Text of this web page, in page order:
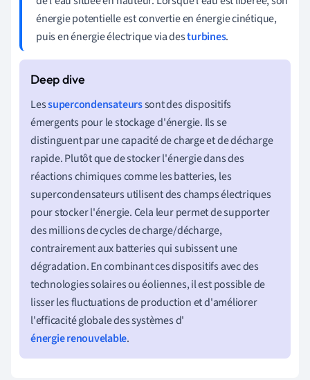
énergie potentielle est convertie en énergie cinétique,
puis en énergie électrique via desturbines.
Lessupercondensateurssont des dispositifs
émergents pour le stockage d'énergie. Ils se
distinguent par une capacité de charge et de décharge
rapide. Plutôt que de stocker l'énergie dans des
réactions chimiques comme les batteries, les
supercondensateurs utilisent des champs électriques
pour stocker l'énergie. Cela leur permet de supporter
des millions de cycles de charge/décharge,
contrairement aux batteries qui subissent une
dégradation. En combinant ces dispositifs avec des
technologies solaires ou éoliennes, il est possible de
lisser les fluctuations de production et d'améliorer
l'efficacité globale des systèmes d'
énergie renouvelable.